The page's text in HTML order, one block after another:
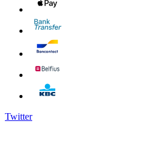
Twitter